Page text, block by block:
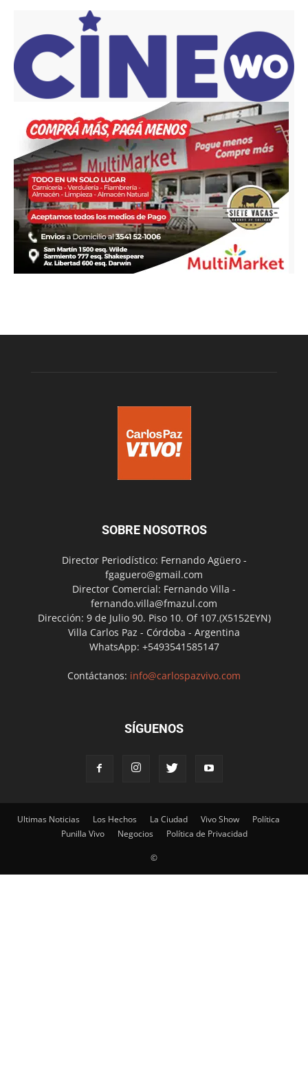
SOBRE NOSOTROS
Director Periodístico: Fernando Agüero -
fgaguero@gmail.com
Director Comercial: Fernando Villa -
fernando.villa@fmazul.com
Dirección: 9 de Julio 90. Piso 10. Of 107.(X5152EYN)
Villa Carlos Paz - Córdoba - Argentina
WhatsApp: +5493541585147
Contáctanos: info@carlospazvivo.com
SÍGUENOS
Ultimas Noticias Los Hechos La Ciudad Vivo Show
Política
Punilla Vivo
Negocios Política de Privacidad
©